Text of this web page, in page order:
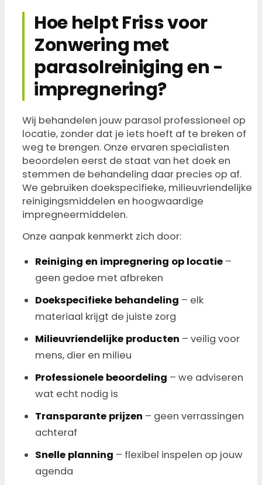
Hoe helpt Friss voor
Zonwering met
parasolreiniging en -
impregnering?
Wij behandelen jouw parasol professioneel op
locatie, zonder dat je iets hoeft af te breken of
weg te brengen. Onze ervaren specialisten
beoordelen eerst de staat van het doek en
stemmen de behandeling daar precies op af.
We gebruiken doekspecifieke, milieuvriendelijke
reinigingsmiddelen en hoogwaardige
impregneermiddelen.
Onze aanpak kenmerkt zich door:
Reiniging en impregnering op locatie –
geen gedoe met afbreken
Doekspecifieke behandeling – elk
materiaal krijgt de juiste zorg
Milieuvriendelijke producten – veilig voor
mens, dier en milieu
Professionele beoordeling – we adviseren
wat echt nodig is
Transparante prijzen – geen verrassingen
achteraf
Snelle planning – flexibel inspelen op jouw
agenda